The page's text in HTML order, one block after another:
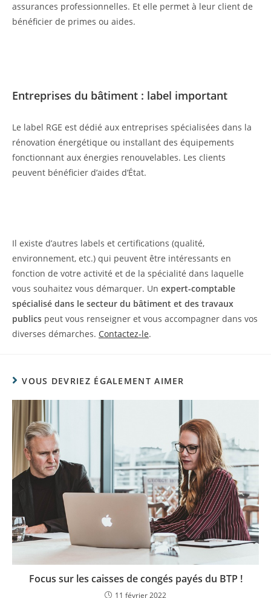
assurances professionnelles. Et elle permet à leur client de
bénéficier de primes ou aides.
Entreprises du bâtiment : label important
Le label RGE est dédié aux entreprises spécialisées dans la
rénovation énergétique ou installant des équipements
fonctionnant aux énergies renouvelables. Les clients
peuvent bénéficier d’aides d’État.
Il existe d’autres labels et certifications (qualité,
environnement, etc.) qui peuvent être intéressants en
fonction de votre activité et de la spécialité dans laquelle
vous souhaitez vous démarquer. Un expert-comptable
spécialisé dans le secteur du bâtiment et des travaux
publics peut vous renseigner et vous accompagner dans vos
diverses démarches. Contactez-le.
VOUS DEVRIEZ ÉGALEMENT AIMER
Focus sur les caisses de congés payés du BTP !
11 février 2022